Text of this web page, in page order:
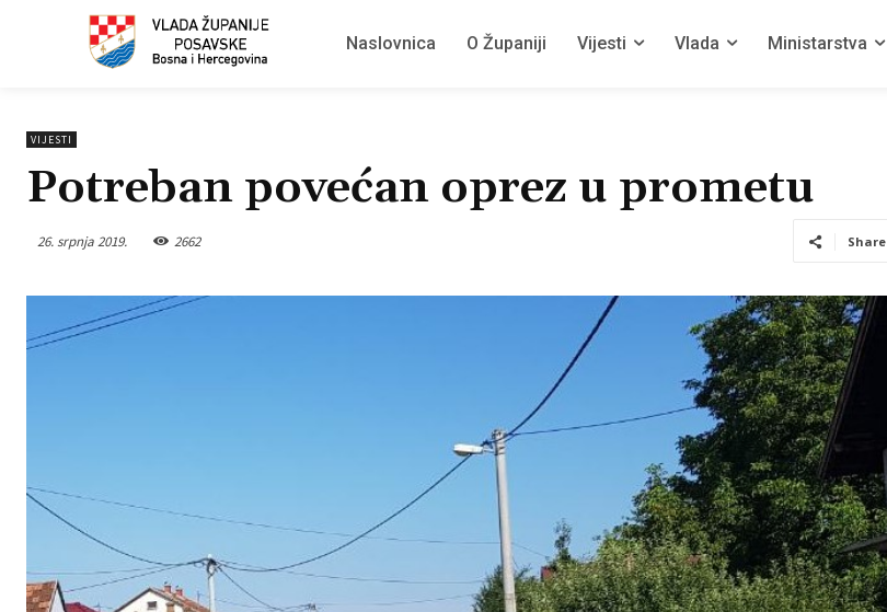
Naslovnica O Županiji Vijesti Vlada Ministarstva
VIJESTI
Potreban povećan oprez u prometu
26. srpnja 2019. 2662 Share